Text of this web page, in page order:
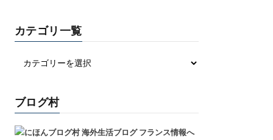
カテゴリ一覧
ブログ村